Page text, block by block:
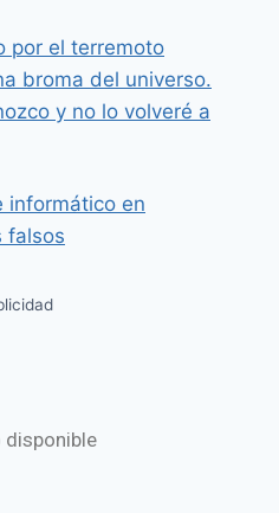
por el terremoto
broma del universo.
y no lo volveré a
informático en
falsos
disponible